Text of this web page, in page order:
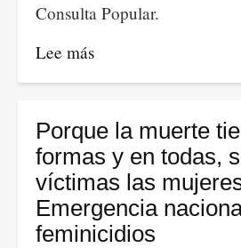
Consulta Popular.
Lee más
metropolitana
Bogotá-
Cundinamarca
Porque la muerte
formas y en todas,
víctimas las
Emergencia
feminicidios